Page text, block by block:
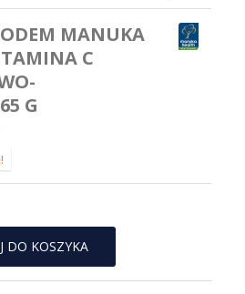
MANUKA
C
G
DO KOSZYKA